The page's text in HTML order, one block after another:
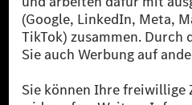
den größten Anbietern von
und Vans. Die Mercedes-
Finanzierung, Leasing,
Flottenmanagement, digitale
und Bezahlen, die
sowie innovative